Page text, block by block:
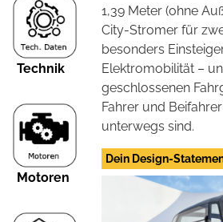
Technik
Motoren
1,39 Meter (ohne
City-Stromer für
besonders
Elektromobilität –
geschlossenen
Fahrer und
unterwegs sind.
Dein Design-